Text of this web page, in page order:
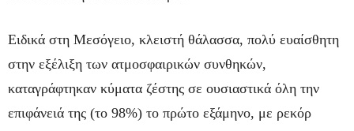
Ειδικά στη Μεσόγειο, κλειστή θάλασσα, πολύ ευαίσθητη
στην εξέλιξη των ατμοσφαιρικών συνθηκών,
καταγράφτηκαν κύματα ζέστης σε ουσιαστικά όλη την
επιφάνειά της (το 98%) το πρώτο εξάμηνο, με ρεκόρ